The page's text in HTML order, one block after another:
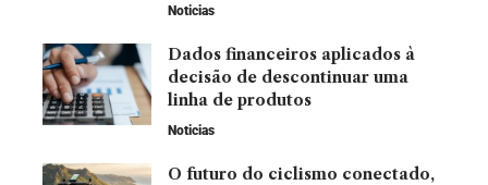
Noticias
Dados financeiros aplicados à
decisão de descontinuar uma
linha de produtos
Noticias
O futuro do ciclismo conectado,